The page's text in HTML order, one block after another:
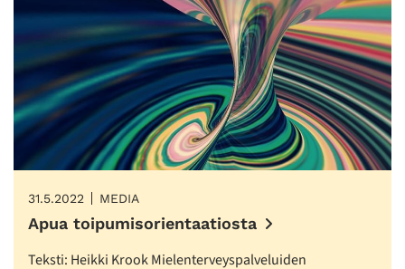
31.5.2022 MEDIA
Apua toipumisorientaatiosta
Teksti: Heikki Krook Mielenterveyspalveluiden